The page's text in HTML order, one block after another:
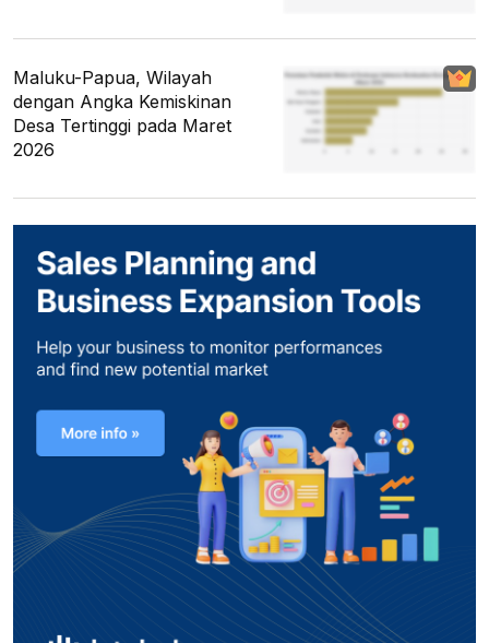
Maluku-Papua, Wilayah
dengan Angka Kemiskinan
Desa Tertinggi pada Maret
2026